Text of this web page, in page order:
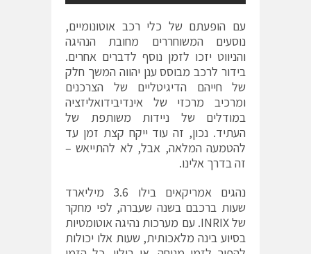
עם הופעתם של כלי רכב אוטונומיים,
נוסעים המשוחררים מחובת הנהיגה
והניווט יזכו לזמן נוסף לדברים אחרים.
בידור לרכב מבוסס ענן יהווה המשך חלק
של חייהם הדיגיטליים של הצרכנים
ומרכיב מרכזי של אינדיבידואליזציה
במודלים של ניידות משותפת של
העתיד. נכון, זה עוד ייקח קצת זמן עד
להטמעה המלאה, אבל, לא להתייאש –
זה בדרך אלינו.
נהגים אמריקאים בילו 3.6 מיליארד
שעות ברכבם בשנה שעברה, לפי מחקר
שלINRIX. עם מערכות נהיגה אוטומטיות
בסיוע בינה מלאכותית, שעות אלו יכולות